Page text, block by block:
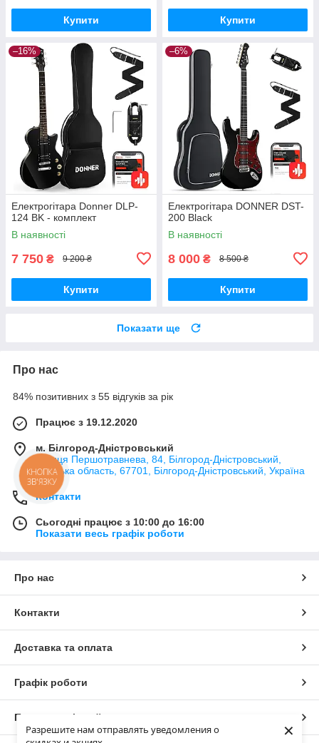
Разрешите нам отправлять уведомления о
×
Купити Купити
–16%
Електрогітара Donner DLP-
124 BK - комплект
В наявності
7 750 ₴ 9 200 ₴
Купити
–6%
Електрогітара DONNER DST-
200 Black
В наявності
8 000 ₴ 8 500 ₴
Купити
Показати ще
Про нас
84% позитивних з 55 відгуків за рік
Працює з 19.12.2020
м. Білгород-Дністровський
вулиця Першотравнева, 84, Білгород-Дністровський,
Одеська область, 67701, Білгород-Дністровський, Україна
Контакти
Сьогодні працює з 10:00 до 16:00
Показати весь графік роботи
Про нас
Контакти
Доставка та оплата
Графік роботи
Повна версія сайту